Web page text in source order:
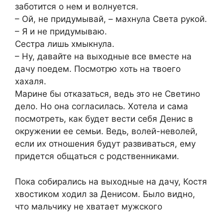
заботится о нем и волнуется.
– Ой, не придумывай, – махнула Света рукой.
– Я и не придумываю.
Сестра лишь хмыкнула.
– Ну, давайте на выходные все вместе на
дачу поедем. Посмотрю хоть на твоего
хахаля.
Марине бы отказаться, ведь это не Светино
дело. Но она согласилась. Хотела и сама
посмотреть, как будет вести себя Денис в
окружении ее семьи. Ведь, волей-неволей,
если их отношения будут развиваться, ему
придется общаться с родственниками.
Пока собирались на выходные на дачу, Костя
хвостиком ходил за Денисом. Было видно,
что мальчику не хватает мужского